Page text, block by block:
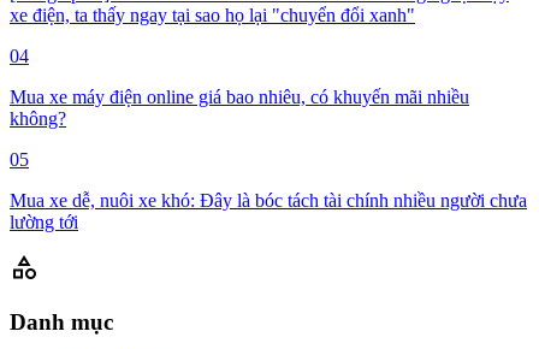
xe điện, ta thấy ngay tại sao họ lại "chuyển đổi xanh"
04
Mua xe máy điện online giá bao nhiêu, có khuyến mãi nhiều
không?
05
Mua xe dễ, nuôi xe khó: Đây là bóc tách tài chính nhiều người chưa
lường tới
category
Danh mục